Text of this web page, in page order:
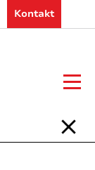
Kontakt